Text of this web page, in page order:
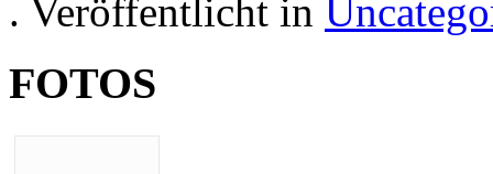
. Veröffentlicht in
FOTOS